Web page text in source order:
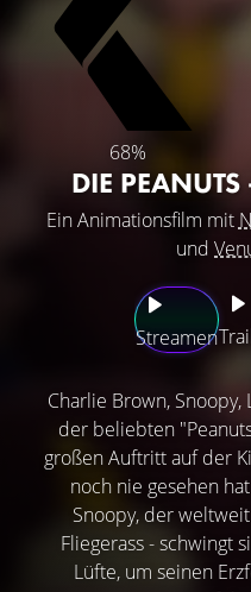
68%
DIE
Ein Animationsfilm mit
und
Streamen
Charlie Brown,
der beliebten
großen Auftritt auf der
noch nie gesehen
Snoopy, der
Fliegerass - schwingt
Lüfte, um seinen